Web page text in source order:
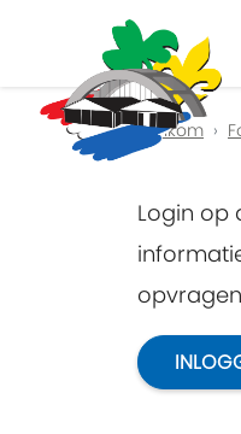
Previous
Welkom
Login op